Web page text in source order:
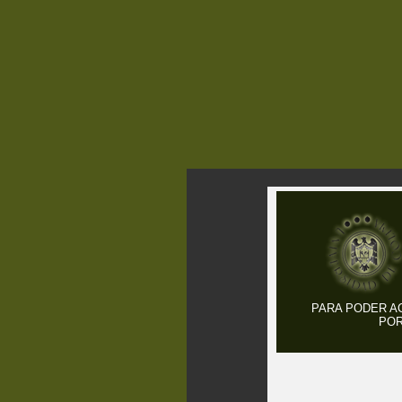
PARA PODER